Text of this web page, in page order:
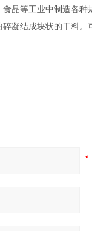
食品等工业中制造各种
碎凝结成块状的干料。可